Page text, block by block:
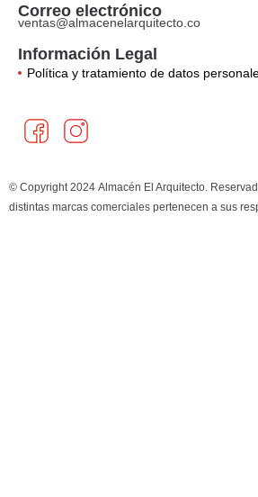
Correo electrónico
ventas@almacenelarquitecto.co
Información Legal
Política y tratamiento de datos
a
c
b
n
s
a
© Copyright 2024 Almacén El Arquitecto.
distintas marcas comerciales pertenecen a sus